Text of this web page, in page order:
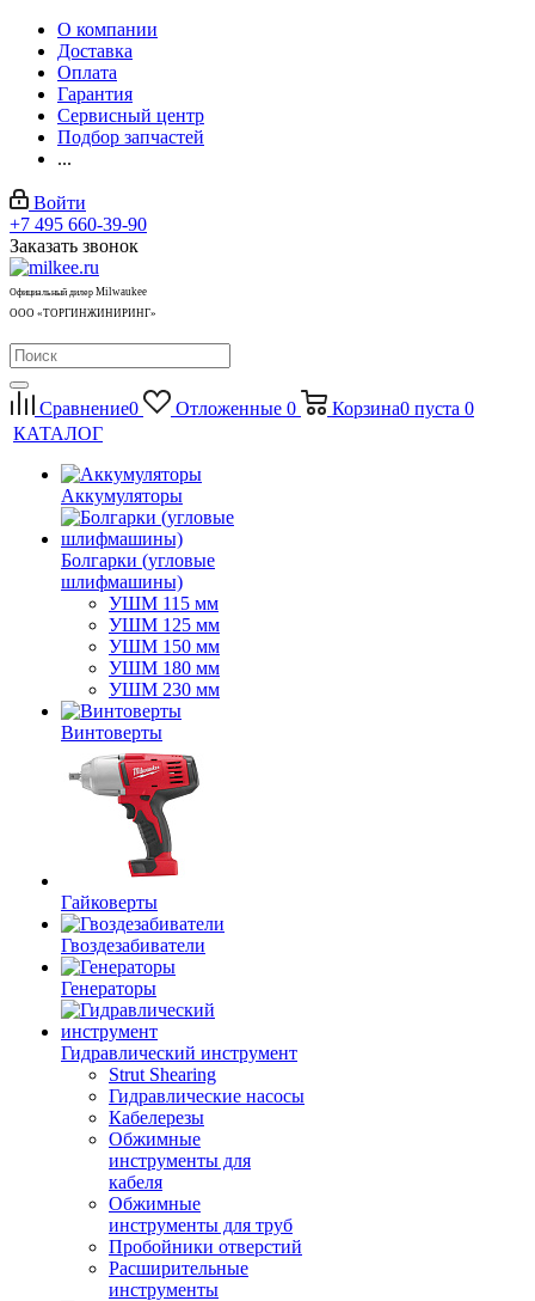
О компании
Доставка
Оплата
Гарантия
Сервисный центр
Подбор запчастей
...
Войти
+7 495 660-39-90
Заказать звонок
Официальный дилер Milwaukee
ООО «ТОРГИНЖИНИРИНГ»
Сравнение0 Отложенные 0 Корзина0 пуста 0
КАТАЛОГ
Аккумуляторы
Болгарки (угловые
шлифмашины)
УШМ 115 мм
УШМ 125 мм
УШМ 150 мм
УШМ 180 мм
УШМ 230 мм
Винтоверты
Гайковерты
Гвоздезабиватели
Генераторы
Гидравлический инструмент
Strut Shearing
Гидравлические насосы
Кабелерезы
Обжимные
инструменты для
кабеля
Обжимные
инструменты для труб
Пробойники отверстий
Расширительные
инструменты